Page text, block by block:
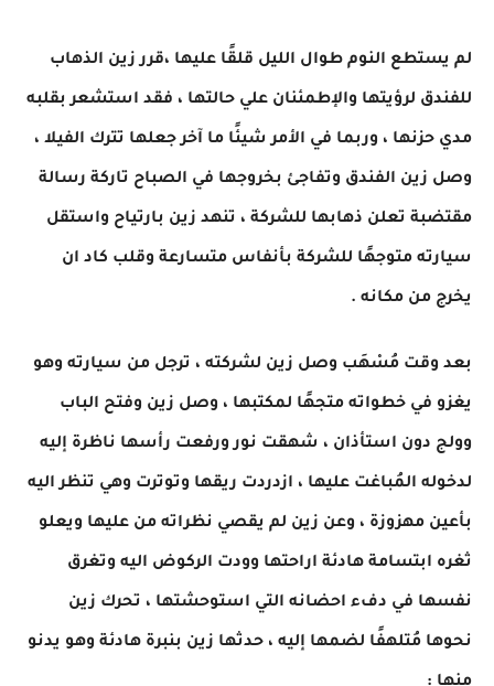
لم يستطع النوم طوال الليل قلقًا عليها ،قرر زين الذهاب
للفندق لرؤيتها والإطمئنان علي حالتها ، فقد استشعر بقلبه
مدي حزنها ، وربما في الأمر شيئًا ما آخر جعلها تترك الفيلا ،
وصل زين الفندق وتفاجئ بخروجها في الصباح تاركة رسالة
مقتضبة تعلن ذهابها للشركة ، تنهد زين بارتياح واستقل
سيارته متوجهًا للشركة بأنفاس متسارعة وقلب كاد ان
يخرج من مكانه .
بعد وقت مُسْهَب وصل زين لشركته ، ترجل من سيارته وهو
يغزو في خطواته متجهًا لمكتبها ، وصل زين وفتح الباب
وولج دون استأذان ، شهقت نور ورفعت رأسها ناظرة إليه
لدخوله المُباغت عليها ، ازدردت ريقها وتوترت وهي تنظر اليه
بأعين مهزوزة ، وعن زين لم يقصي نظراته من عليها ويعلو
ثغره ابتسامة هادئة اراحتها وودت الركوض اليه وتغرق
نفسها في دفء احضانه التي استوحشتها ، تحرك زين
نحوها مُتلهفًا لضمها إليه ، حدثها زين بنبرة هادئة وهو يدنو